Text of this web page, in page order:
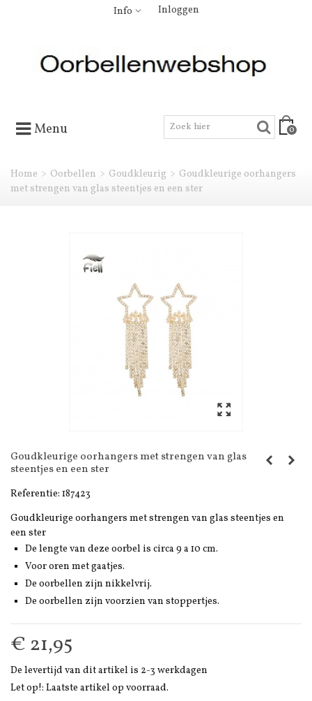
Info Inloggen
Menu 0
Home > Oorbellen > Goudkleurig > Goudkleurige oorhangers
met strengen van glas steentjes en een ster
Goudkleurige oorhangers met strengen van glas
steentjes en een ster
Referentie: 187423
Goudkleurige oorhangers met strengen van glas steentjes en
een ster
De lengte van deze oorbel is circa 9 a 10 cm.
Voor oren met gaatjes.
De oorbellen zijn nikkelvrij.
De oorbellen zijn voorzien van stoppertjes.
€ 21,95
De levertijd van dit artikel is 2-3 werkdagen
Let op!: Laatste artikel op voorraad.